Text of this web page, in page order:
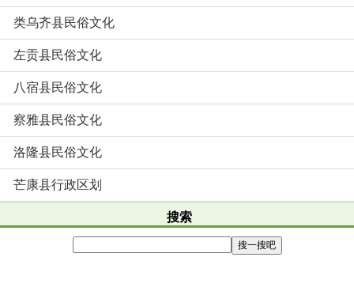
类乌齐县民俗文化
左贡县民俗文化
八宿县民俗文化
察雅县民俗文化
洛隆县民俗文化
芒康县行政区划
搜索